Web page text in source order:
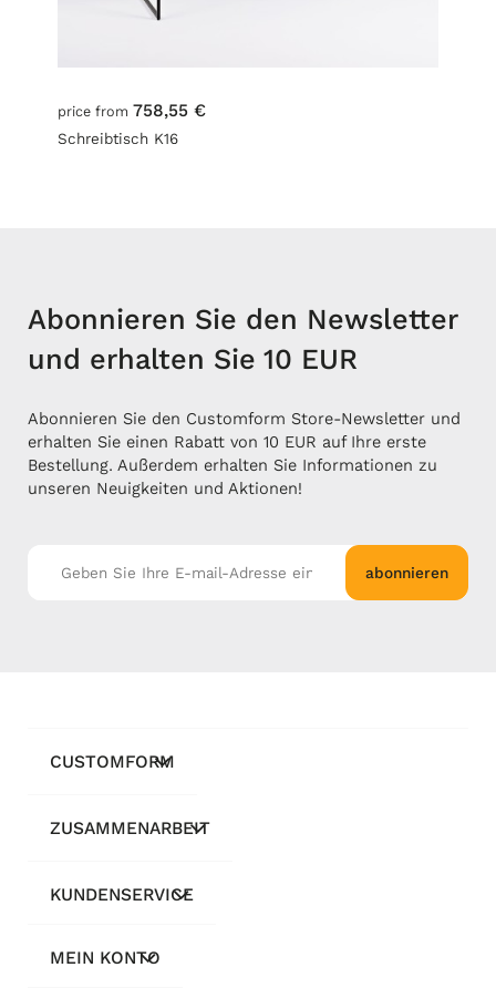
price from 758,55 €
Schreibtisch K16
Abonnieren Sie den Newsletter
und erhalten Sie 10 EUR
Abonnieren Sie den Customform Store-Newsletter und
erhalten Sie einen Rabatt von 10 EUR auf Ihre erste
Bestellung. Außerdem erhalten Sie Informationen zu
unseren Neuigkeiten und Aktionen!
abonnieren
CUSTOMFORM
ZUSAMMENARBEIT
KUNDENSERVICE
MEIN KONTO